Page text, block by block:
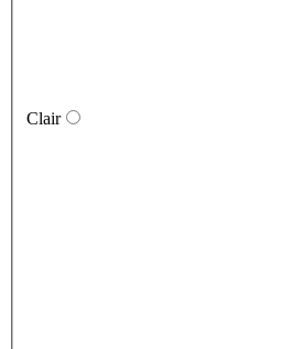
Clair